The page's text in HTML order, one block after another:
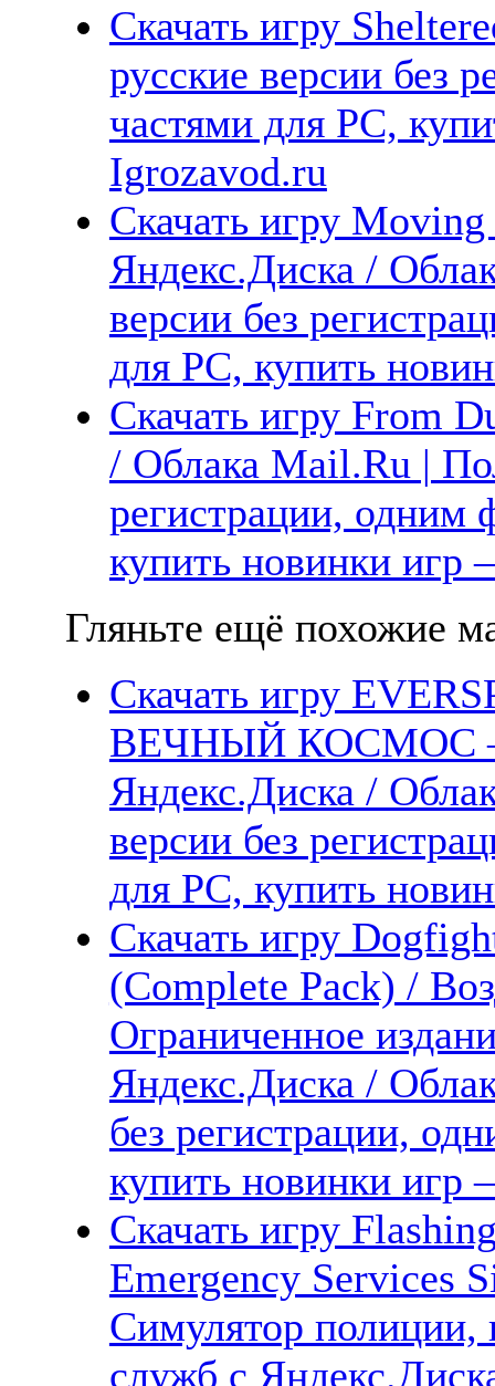
Скачать игру
русские версии без
частями для PC,
Igrozavod.ru
Скачать игру
Яндекс.Диска /
версии без
для PC, купить
Скачать игру From
/ Облака Mail.Ru |
регистрации, одним
купить новинки
Гляньте ещё похожие
Скачать игру
ВЕЧНЫЙ КОСМОС —
Яндекс.Диска /
версии без
для PC, купить
Скачать игру
(Complete Pack) /
Ограниченное
Яндекс.Диска /
без регистрации,
купить новинки
Скачать игру
Emergency Services
Симулятор полиции,
служб с